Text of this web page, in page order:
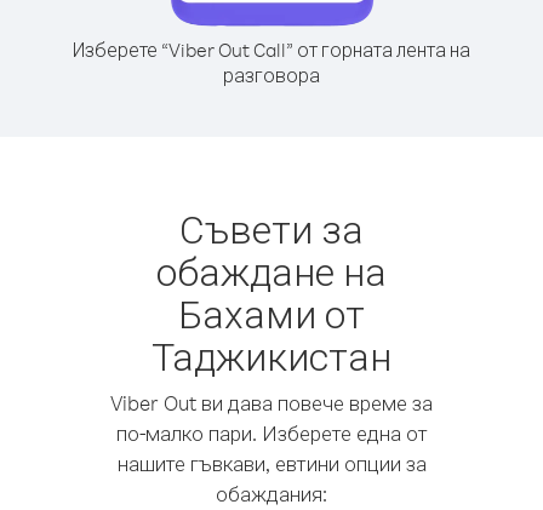
Изберете “Viber Out Call” от горната лента на
разговора
Съвети за
обаждане на
Бахами от
Таджикистан
Viber Out ви дава повече време за
по-малко пари. Изберете една от
нашите гъвкави, евтини опции за
обаждания: